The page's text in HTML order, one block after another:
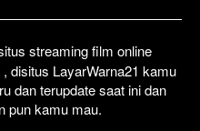
streaming film online
disitus LayarWarna21 kamu
dan terupdate saat ini dan
pun kamu mau.